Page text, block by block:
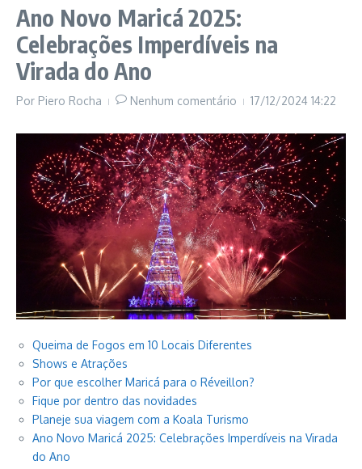
Ano Novo Maricá 2025:
Celebrações Imperdíveis na
Virada do Ano
Por Piero Rocha Nenhum comentário 17/12/2024 14:22
Queima de Fogos em 10 Locais Diferentes
Shows e Atrações
Por que escolher Maricá para o Réveillon?
Fique por dentro das novidades
Planeje sua viagem com a Koala Turismo
Ano Novo Maricá 2025: Celebrações Imperdíveis na Virada
do Ano